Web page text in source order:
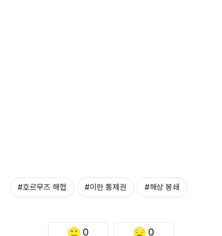
#호르무즈 해협 #이란 통제권 #해상 봉쇄
0 0